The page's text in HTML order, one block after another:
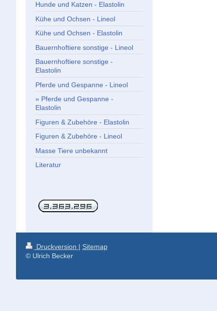
Hunde und Katzen - Elastolin
Kühe und Ochsen - Lineol
Kühe und Ochsen - Elastolin
Bauernhoftiere sonstige - Lineol
Bauernhoftiere sonstige -
Elastolin
Pferde und Gespanne - Lineol
Pferde und Gespanne -
Elastolin
Figuren & Zubehöre - Elastolin
Figuren & Zubehöre - Lineol
Masse Tiere unbekannt
Literatur
Druckversion | Sitemap
© Ulrich Becker